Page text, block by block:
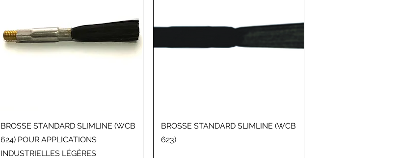
Aperçu rapide
BROSSE STANDARD SLIMLINE (WCB
624) POUR APPLICATIONS
INDUSTRIELLES LÉGÈRES
Aperçu rapide
BROSSE STANDARD SLIMLINE (WCB
623)